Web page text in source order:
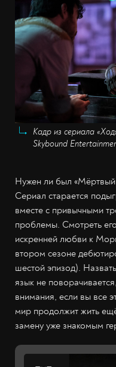
Кадр из сериала
Skybound
Нужен ли был
Сериал старается
вместе с привычными
проблемы. Смотреть
искренней любви к
втором сезоне
шестой эпизод).
язык не
внимания, если вы все
мир продолжит жить
замену уже знакомым